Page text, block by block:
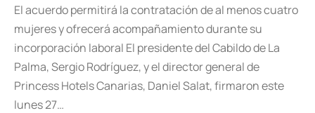
El acuerdo permitirá la contratación de al menos cuatro
mujeres y ofrecerá acompañamiento durante su
incorporación laboral El presidente del Cabildo de La
Palma, Sergio Rodríguez, y el director general de
Princess Hotels Canarias, Daniel Salat, firmaron este
lunes 27…